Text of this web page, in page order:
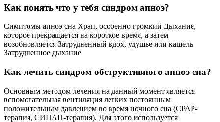
Как понять что у тебя синдром апноэ?
Симптомы апноэ сна Храп, особенно громкий Дыхание,
которое прекращается на короткое время, а затем
возобновляется Затрудненный вдох, удушье или кашель
Затрудненное дыхание
Как лечить синдром обструктивного апноэ сна?
Основным методом лечения на данный момент является
вспомогательная вентиляция легких постоянным
положительным давлением во время ночного сна (СРАР-
терапия, СИПАП-терапия). Для этого используется